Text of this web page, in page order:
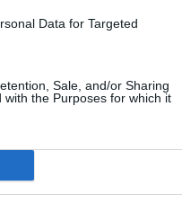
Data for Targeted
Sale, and/or Sharing
the Purposes for which it
oblikovali v
bilančnega
oz. 2,75 evra na
borze.
namenilo 26,97
v naslednje leto.